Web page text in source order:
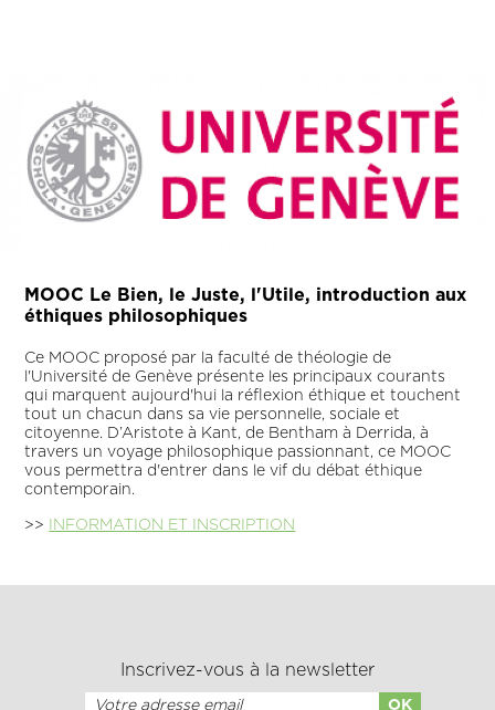
MOOC Le Bien, le Juste, l'Utile, introduction aux
éthiques philosophiques
Ce MOOC proposé par la faculté de théologie de
l'Université de Genève présente les principaux courants
qui marquent aujourd'hui la réflexion éthique et touchent
tout un chacun dans sa vie personnelle, sociale et
citoyenne. D’Aristote à Kant, de Bentham à Derrida, à
travers un voyage philosophique passionnant, ce MOOC
vous permettra d'entrer dans le vif du débat éthique
contemporain.
>> INFORMATION ET INSCRIPTION
Inscrivez-vous à la newsletter